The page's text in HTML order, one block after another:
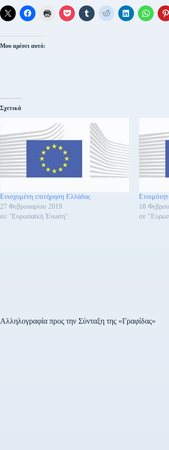
Μου αρέσει αυτό:
Σχετικά
Ενισχυμένη επιτήρηση Ελλάδας
27 Φεβρουαρίου 2019
σε "Ευρωπαϊκή Ένωση"
18
σε
Αλληλογραφία προς την Σύνταξη της «Γραφίδας»